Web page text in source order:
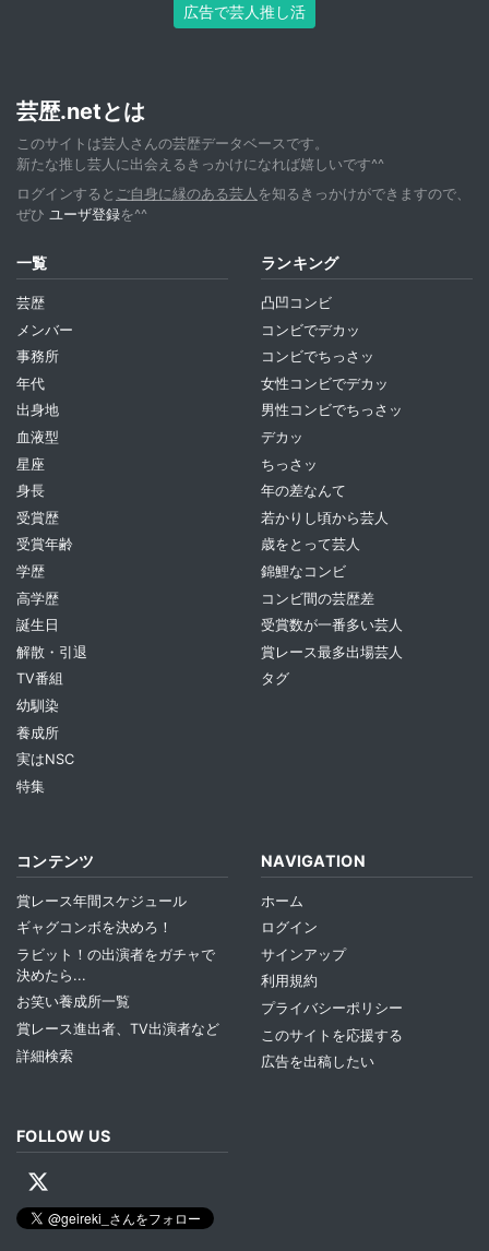
広告で芸人推し活
芸歴.netとは
このサイトは芸人さんの芸歴データベースです。
新たな推し芸人に出会えるきっかけになれば嬉しいです^^
ログインすると ご自身に縁のある芸人 を知るきっかけができますので、
ぜひ ユーザ登録を^^
一覧
芸歴
メンバー
事務所
年代
出身地
血液型
星座
身長
受賞歴
受賞年齢
学歴
高学歴
誕生日
解散・引退
TV番組
幼馴染
養成所
実はNSC
特集
ランキング
凸凹コンビ
コンビでデカッ
コンビでちっさッ
女性コンビでデカッ
男性コンビでちっさッ
デカッ
ちっさッ
年の差なんて
若かりし頃から芸人
歳をとって芸人
錦鯉なコンビ
コンビ間の芸歴差
受賞数が一番多い芸人
賞レース最多出場芸人
タグ
コンテンツ
賞レース年間スケジュール
ギャグコンボを決めろ！
ラビット！の出演者をガチャで
決めたら...
お笑い養成所一覧
賞レース進出者、TV出演者など
詳細検索
NAVIGATION
ホーム
ログイン
サインアップ
利用規約
プライバシーポリシー
このサイトを応援する
広告を出稿したい
FOLLOW US